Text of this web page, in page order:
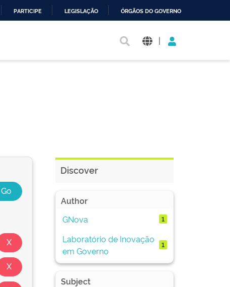
PARTICIPE LEGISLAÇÃO ÓRGÃOS DO GOVERNO
|
Discover
Author
GNova
1
Laboratório de Inovação
em Governo
1
Subject